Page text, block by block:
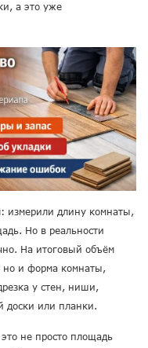
а это уже
измерили длину комнаты,
Но в реальности
На итоговый объём
но и форма комнаты,
у стен, ниши,
доски или планки.
не просто площадь